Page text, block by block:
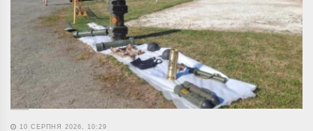
10 СЕРПНЯ 2026, 10:29